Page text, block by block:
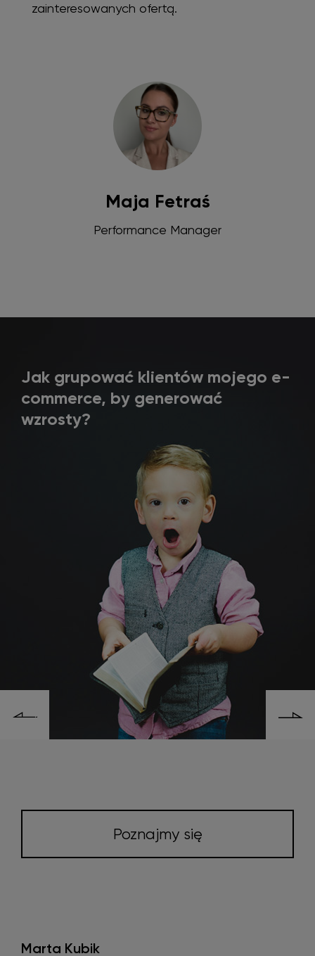
zainteresowanych ofertą.
Maja Fetraś
Performance Manager
Jak grupować klientów mojego e-
commerce, by generować
wzrosty?
Poznajmy się
Marta Kubik